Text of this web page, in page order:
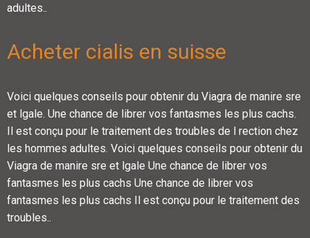
adultes..
Acheter cialis en suisse
Voici quelques conseils pour obtenir du Viagra de manire sre
et lgale. Une chance de librer vos fantasmes les plus cachs.
Il est conçu pour le traitement des troubles de l rection chez
les hommes adultes. Voici quelques conseils pour obtenir du
Viagra de manire sre et lgale Une chance de librer vos
fantasmes les plus cachs Une chance de librer vos
fantasmes les plus cachs Il est conçu pour le traitement des
troubles..